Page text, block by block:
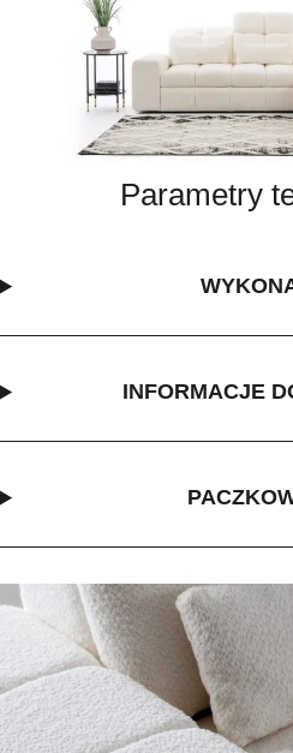
Parametry
INFORMACJE